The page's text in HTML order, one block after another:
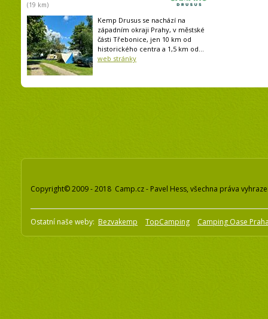
(19 km)
Kemp Drusus se nachází na
západním okraji Prahy, v městské
části Třebonice, jen 10 km od
historického centra a 1,5 km od...
web stránky
Copyright© 2009 - 2018 Camp.cz - Pavel Hess, všechna práva
Ostatní naše weby: Bezvakemp TopCamping Camping Oase